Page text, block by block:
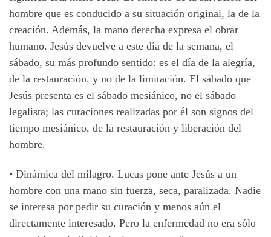
hombre que es conducido a su situación original, la de la
creación. Además, la mano derecha expresa el obrar
humano. Jesús devuelve a este día de la semana, el
sábado, su más profundo sentido: es el día de la alegría,
de la restauración, y no de la limitación. El sábado que
Jesús presenta es el sábado mesiánico, no el sábado
legalista; las curaciones realizadas por él son signos del
tiempo mesiánico, de la restauración y liberación del
hombre.
• Dinámica del milagro. Lucas pone ante Jesús a un
hombre con una mano sin fuerza, seca, paralizada. Nadie
se interesa por pedir su curación y menos aún el
directamente interesado. Pero la enfermedad no era sólo